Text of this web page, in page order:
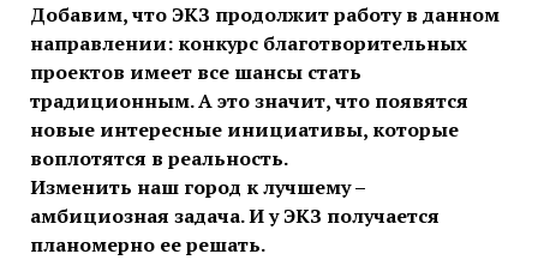
Добавим, что ЭКЗ продолжит работу в данном
направлении: конкурс благотворительных
проектов имеет все шансы стать
традиционным. А это значит, что появятся
новые интересные инициативы, которые
воплотятся в реальность.
Изменить наш город к лучшему –
амбициозная задача. И у ЭКЗ получается
планомерно ее решать.